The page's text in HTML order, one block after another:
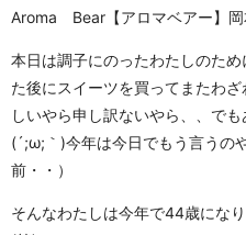
Aroma Bear【アロマベアー】岡
本日は調子にのったわたしのた
た後にスイーツを買ってまたわ
しいやら申し訳ないやら、、で
(´;ω;｀)今年は今日でもう言うの
前・・）
そんなわたしは今年で44歳にな